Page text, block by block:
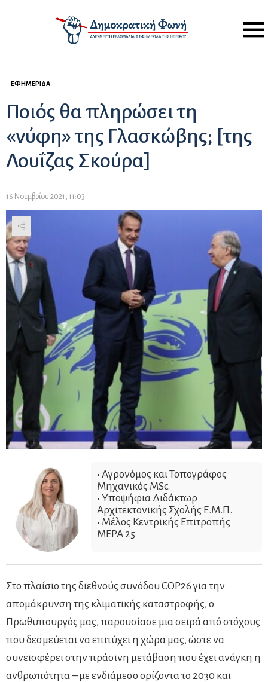
Menu
ΕΦΗΜΕΡΊΔΑ
Ποιός θα πληρώσει τη
«νύφη» της Γλασκώβης; [της
Λουΐζας Σκούρα]
16 Νοεμβρίου 2021, 11:03
• Αγρονόμος και Τοπογράφος
Μηχανικός ΜSc.
• Υποψήφια Διδάκτωρ
Αρχιτεκτονικής Σχολής Ε.Μ.Π.
• Μέλος Κεντρικής Επιτροπής
ΜΕΡΑ 25
Στο πλαίσιο της διεθνούς συνόδου COP26 για την
απομάκρυνση της κλιματικής καταστροφής, ο
Πρωθυπουργός μας, παρουσίασε μια σειρά από στόχους
που δεσμεύεται να επιτύχει η χώρα μας, ώστε να
συνεισφέρει στην πράσινη μετάβαση που έχει ανάγκη η
ανθρωπότητα – με ενδιάμεσο ορίζοντα το 2030 και